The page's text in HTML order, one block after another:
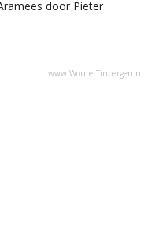
door Pieter
www.WouterTinbergen.nl